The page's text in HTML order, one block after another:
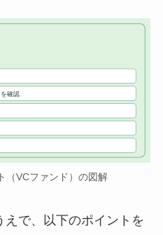
確認
（VCファンド）の図解
で、以下のポイントを